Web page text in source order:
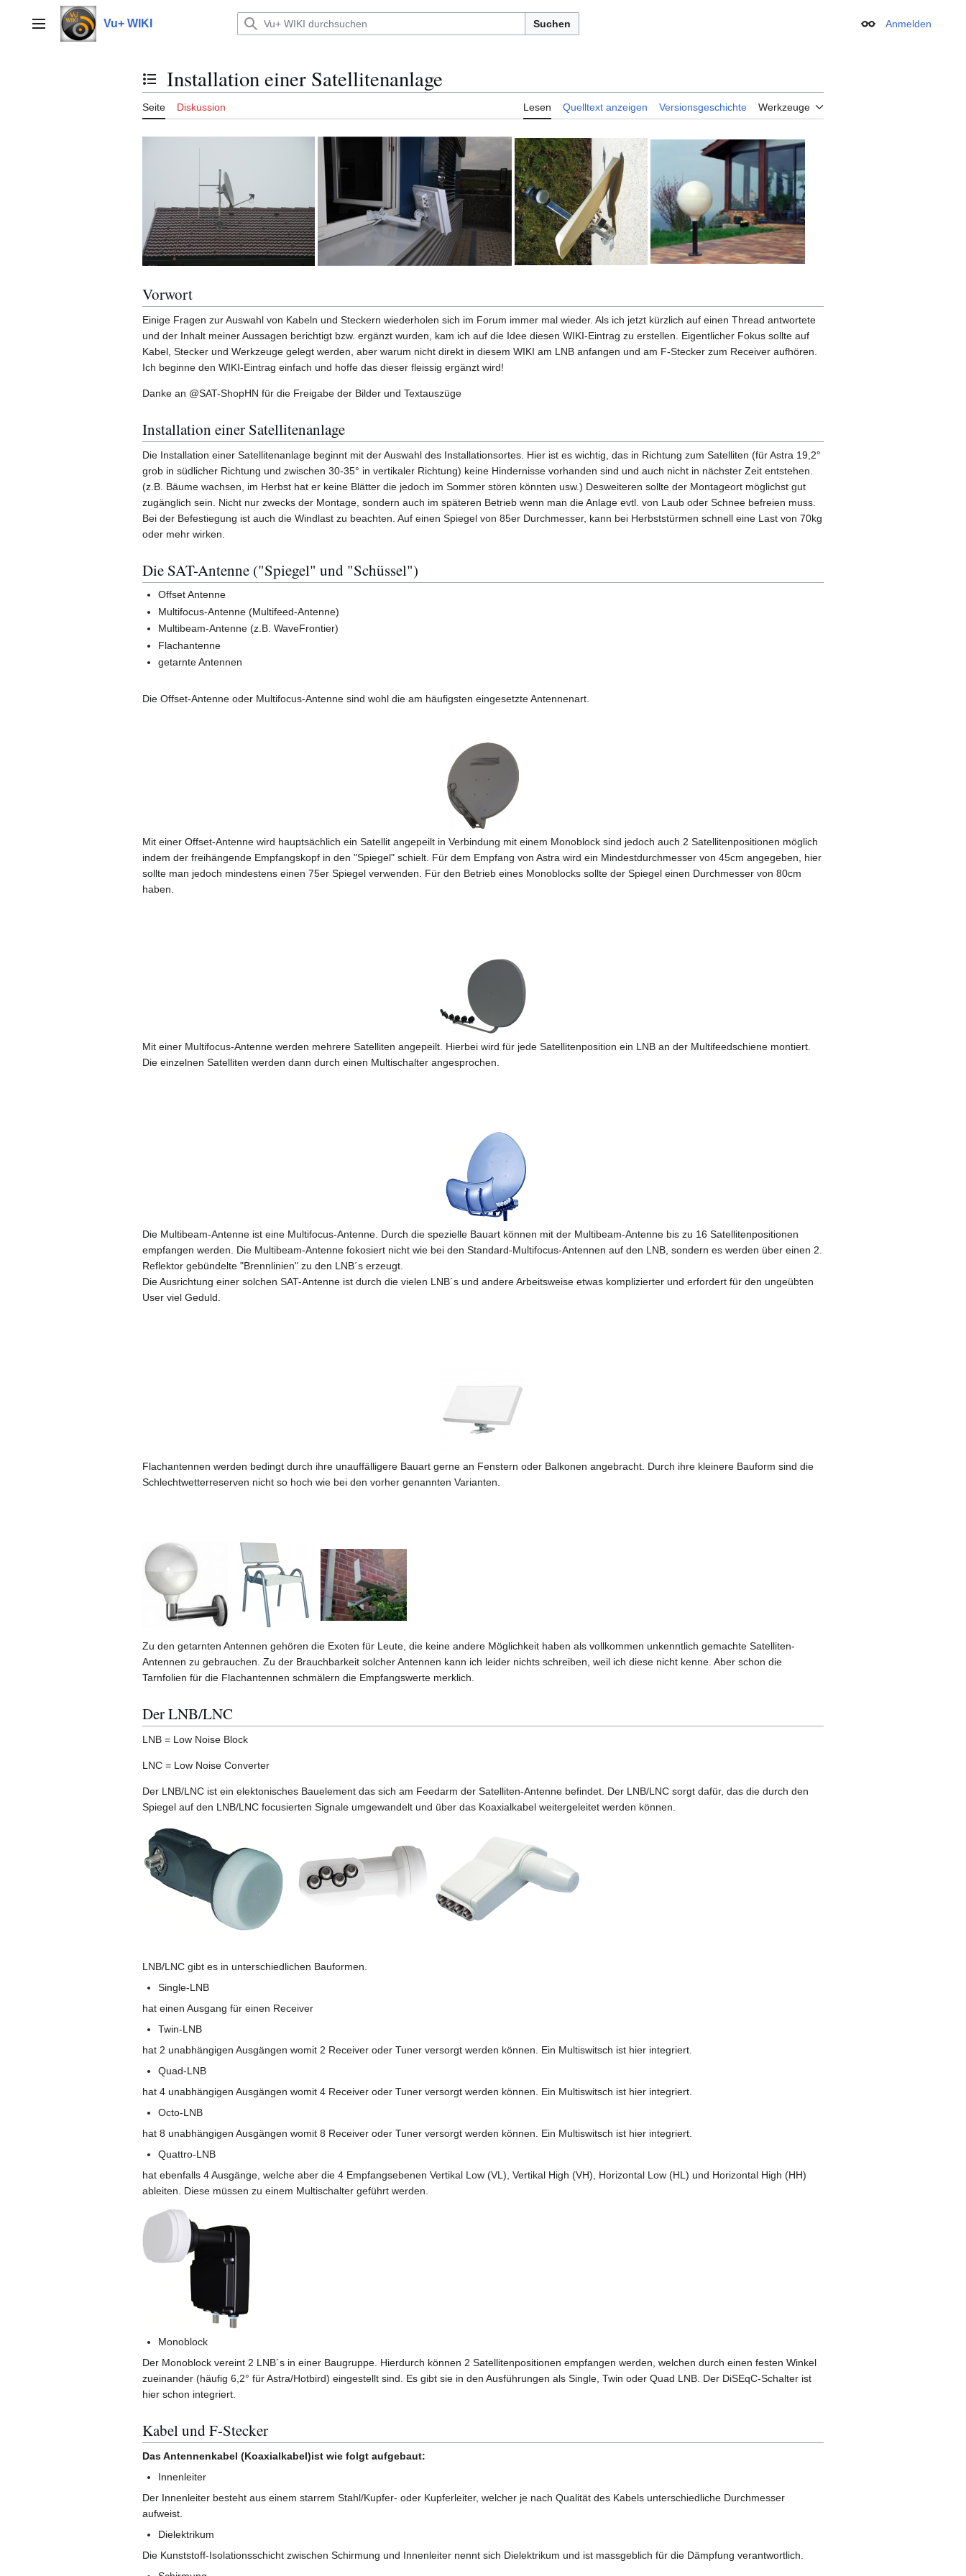
springenHauptmenü Vu+ WIKI Suchen Erscheinungsbild
Anmelden
Inhaltsverzeichnis umschalten
Installation einer Satellitenanlage
Seite Diskussion Lesen Quelltext anzeigen Versionsgeschichte Werkzeuge
Vorwort
Einige Fragen zur Auswahl von Kabeln und Steckern wiederholen sich im Forum immer mal wieder. Als ich jetzt kürzlich auf einen Thread antwortete
und der Inhalt meiner Aussagen berichtigt bzw. ergänzt wurden, kam ich auf die Idee diesen WIKI-Eintrag zu erstellen. Eigentlicher Fokus sollte auf
Kabel, Stecker und Werkzeuge gelegt werden, aber warum nicht direkt in diesem WIKI am LNB anfangen und am F-Stecker zum Receiver aufhören.
Ich beginne den WIKI-Eintrag einfach und hoffe das dieser fleissig ergänzt wird!
Danke an @SAT-ShopHN für die Freigabe der Bilder und Textauszüge
Installation einer Satellitenanlage
Die Installation einer Satellitenanlage beginnt mit der Auswahl des Installationsortes. Hier ist es wichtig, das in Richtung zum Satelliten (für Astra 19,2°
grob in südlicher Richtung und zwischen 30-35° in vertikaler Richtung) keine Hindernisse vorhanden sind und auch nicht in nächster Zeit entstehen.
(z.B. Bäume wachsen, im Herbst hat er keine Blätter die jedoch im Sommer stören könnten usw.) Desweiteren sollte der Montageort möglichst gut
zugänglich sein. Nicht nur zwecks der Montage, sondern auch im späteren Betrieb wenn man die Anlage evtl. von Laub oder Schnee befreien muss.
Bei der Befestiegung ist auch die Windlast zu beachten. Auf einen Spiegel von 85er Durchmesser, kann bei Herbststürmen schnell eine Last von 70kg
oder mehr wirken.
Die SAT-Antenne ("Spiegel" und "Schüssel")
Offset Antenne
Multifocus-Antenne (Multifeed-Antenne)
Multibeam-Antenne (z.B. WaveFrontier)
Flachantenne
getarnte Antennen
Die Offset-Antenne oder Multifocus-Antenne sind wohl die am häufigsten eingesetzte Antennenart.
Mit einer Offset-Antenne wird hauptsächlich ein Satellit angepeilt in Verbindung mit einem Monoblock sind jedoch auch 2 Satellitenpositionen möglich
indem der freihängende Empfangskopf in den "Spiegel" schielt. Für dem Empfang von Astra wird ein Mindestdurchmesser von 45cm angegeben, hier
sollte man jedoch mindestens einen 75er Spiegel verwenden. Für den Betrieb eines Monoblocks sollte der Spiegel einen Durchmesser von 80cm
haben.
Mit einer Multifocus-Antenne werden mehrere Satelliten angepeilt. Hierbei wird für jede Satellitenposition ein LNB an der Multifeedschiene montiert.
Die einzelnen Satelliten werden dann durch einen Multischalter angesprochen.
Die Multibeam-Antenne ist eine Multifocus-Antenne. Durch die spezielle Bauart können mit der Multibeam-Antenne bis zu 16 Satellitenpositionen
empfangen werden. Die Multibeam-Antenne fokosiert nicht wie bei den Standard-Multifocus-Antennen auf den LNB, sondern es werden über einen 2.
Reflektor gebündelte "Brennlinien" zu den LNB´s erzeugt.
Die Ausrichtung einer solchen SAT-Antenne ist durch die vielen LNB´s und andere Arbeitsweise etwas komplizierter und erfordert für den ungeübten
User viel Geduld.
Flachantennen werden bedingt durch ihre unauffälligere Bauart gerne an Fenstern oder Balkonen angebracht. Durch ihre kleinere Bauform sind die
Schlechtwetterreserven nicht so hoch wie bei den vorher genannten Varianten.
Zu den getarnten Antennen gehören die Exoten für Leute, die keine andere Möglichkeit haben als vollkommen unkenntlich gemachte Satelliten-
Antennen zu gebrauchen. Zu der Brauchbarkeit solcher Antennen kann ich leider nichts schreiben, weil ich diese nicht kenne. Aber schon die
Tarnfolien für die Flachantennen schmälern die Empfangswerte merklich.
Der LNB/LNC
LNB = Low Noise Block
LNC = Low Noise Converter
Der LNB/LNC ist ein elektonisches Bauelement das sich am Feedarm der Satelliten-Antenne befindet. Der LNB/LNC sorgt dafür, das die durch den
Spiegel auf den LNB/LNC focusierten Signale umgewandelt und über das Koaxialkabel weitergeleitet werden können.
LNB/LNC gibt es in unterschiedlichen Bauformen.
Single-LNB
hat einen Ausgang für einen Receiver
Twin-LNB
hat 2 unabhängigen Ausgängen womit 2 Receiver oder Tuner versorgt werden können. Ein Multiswitsch ist hier integriert.
Quad-LNB
hat 4 unabhängigen Ausgängen womit 4 Receiver oder Tuner versorgt werden können. Ein Multiswitsch ist hier integriert.
Octo-LNB
hat 8 unabhängigen Ausgängen womit 8 Receiver oder Tuner versorgt werden können. Ein Multiswitsch ist hier integriert.
Quattro-LNB
hat ebenfalls 4 Ausgänge, welche aber die 4 Empfangsebenen Vertikal Low (VL), Vertikal High (VH), Horizontal Low (HL) und Horizontal High (HH)
ableiten. Diese müssen zu einem Multischalter geführt werden.
Monoblock
Der Monoblock vereint 2 LNB´s in einer Baugruppe. Hierdurch können 2 Satellitenpositionen empfangen werden, welchen durch einen festen Winkel
zueinander (häufig 6,2° für Astra/Hotbird) eingestellt sind. Es gibt sie in den Ausführungen als Single, Twin oder Quad LNB. Der DiSEqC-Schalter ist
hier schon integriert.
Kabel und F-Stecker
Das Antennenkabel (Koaxialkabel)ist wie folgt aufgebaut:
Innenleiter
Der Innenleiter besteht aus einem starrem Stahl/Kupfer- oder Kupferleiter, welcher je nach Qualität des Kabels unterschiedliche Durchmesser
aufweist.
Dielektrikum
Die Kunststoff-Isolationsschicht zwischen Schirmung und Innenleiter nennt sich Dielektrikum und ist massgeblich für die Dämpfung verantwortlich.